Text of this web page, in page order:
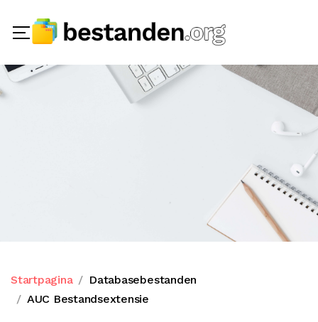
Startpagina
Databasebestanden
AUC Bestandsextensie